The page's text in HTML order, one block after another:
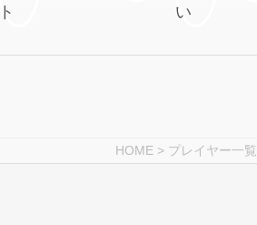
HOME > プレイヤー一覧